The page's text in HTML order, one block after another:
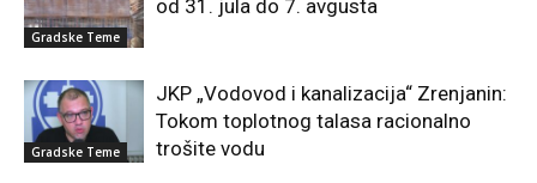
Gradske Teme
od 31. jula do 7. avgusta
Gradske Teme
JKP „Vodovod i kanalizacija“ Zrenjanin:
Tokom toplotnog talasa racionalno
trošite vodu